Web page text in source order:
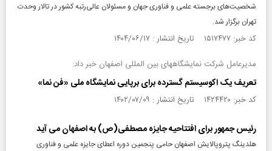
شخصیت‌های برجسته علمی و فناوری جهان و مسئولان عالی‌رتبه کشور در تالار وحدت
تهران برگزار شد.
کد خبر: ۱۵۱۷۴۷۷ تاریخ انتشار : ۱۴۰۴/۰۶/۱۷
مدیرعامل شرکت نمایشگاههای بین المللی اصفهان خبر داد:
تعریف یک اکوسیستم گسترده برای برپایی نمایشگاه ملی «فن نما»
کد خبر: ۱۴۲۴۴۲۰ تاریخ انتشار : ۱۴۰۲/۰۷/۰۹
رئیس جمهور برای افتتاحیه جایزه مصطفی(ص) به اصفهان می آید
هلدینگ پتروپالایش اصفهان حامی پنجمین دوره اعطای جایزه علمی و فناوری